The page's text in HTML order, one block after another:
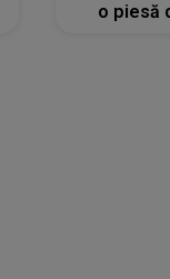
o piesă